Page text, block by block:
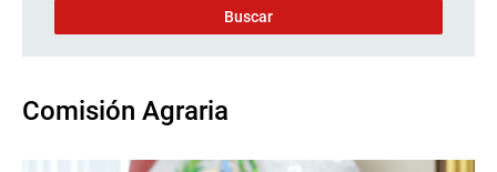
Comisión Agraria